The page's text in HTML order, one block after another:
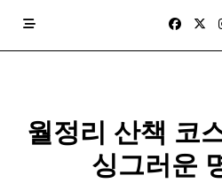
월정리 산책 코
싱그러운